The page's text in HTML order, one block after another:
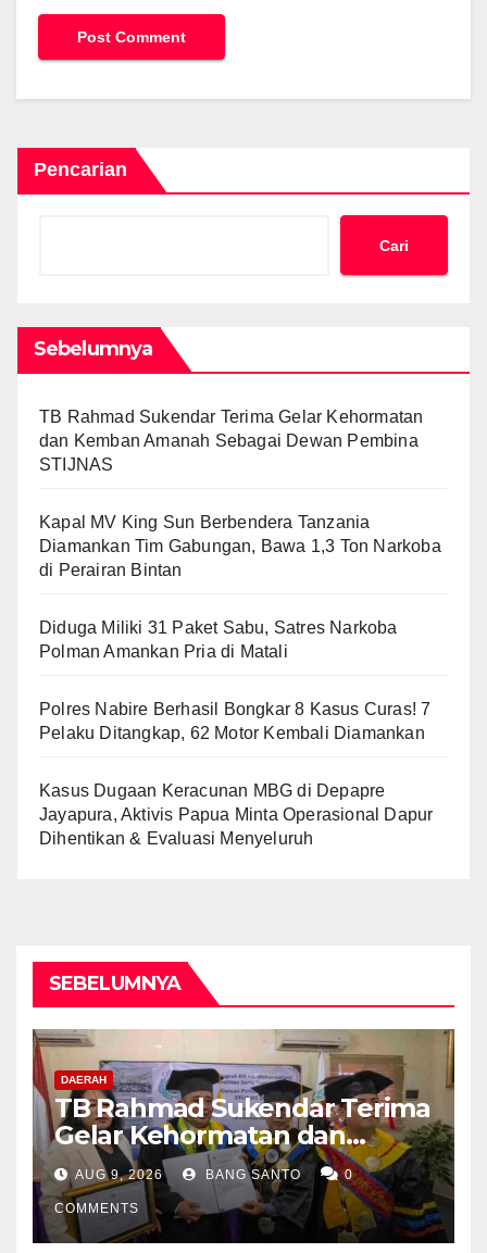
Pencarian
Cari
Sebelumnya
TB Rahmad Sukendar Terima Gelar Kehormatan
dan Kemban Amanah Sebagai Dewan Pembina
STIJNAS
Kapal MV King Sun Berbendera Tanzania
Diamankan Tim Gabungan, Bawa 1,3 Ton Narkoba
di Perairan Bintan
Diduga Miliki 31 Paket Sabu, Satres Narkoba
Polman Amankan Pria di Matali
Polres Nabire Berhasil Bongkar 8 Kasus Curas! 7
Pelaku Ditangkap, 62 Motor Kembali Diamankan
Kasus Dugaan Keracunan MBG di Depapre
Jayapura, Aktivis Papua Minta Operasional Dapur
Dihentikan & Evaluasi Menyeluruh
SEBELUMNYA
DAERAH
TB Rahmad Sukendar Terima
Gelar Kehormatan dan
Kemban Amanah Sebagai
Dewan Pembina STIJNAS
AUG 9, 2026 BANG SANTO 0
COMMENTS